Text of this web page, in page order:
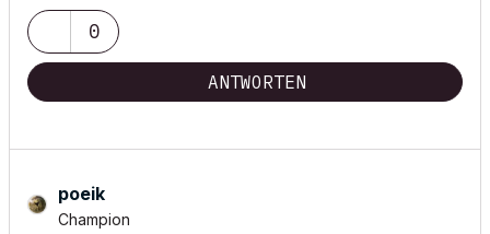
0
ANTWORTEN
poeik
Champion